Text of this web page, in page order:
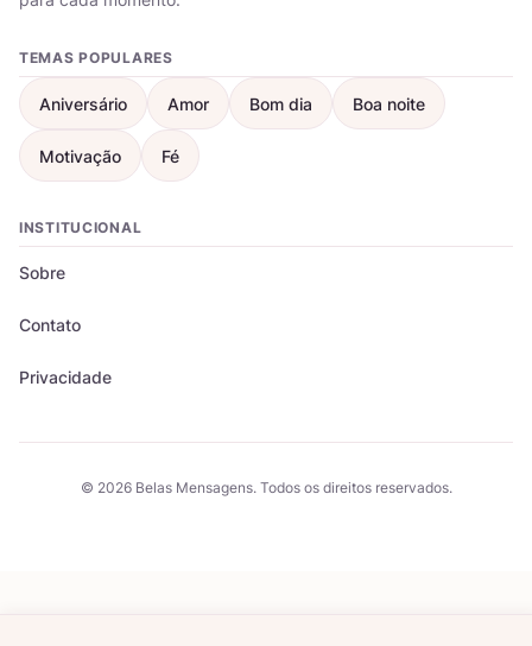
TEMAS POPULARES
Aniversário Amor Bom dia Boa noite
Motivação Fé
INSTITUCIONAL
Sobre
Contato
Privacidade
© 2026 Belas Mensagens. Todos os direitos reservados.